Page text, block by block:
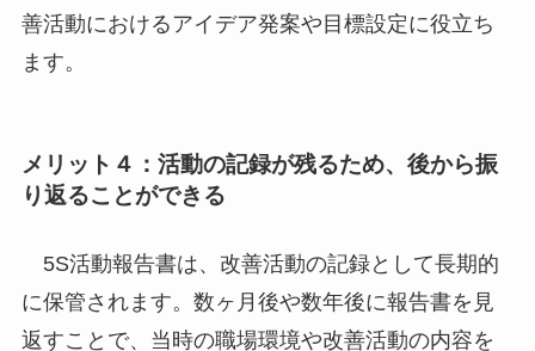
善活動におけるアイデア発案や目標設定に役立ち
ます。
メリット４：活動の記録が残るため、後から振
り返ることができる
5S活動報告書は、改善活動の記録として長期的
に保管されます。数ヶ月後や数年後に報告書を見
返すことで、当時の職場環境や改善活動の内容を